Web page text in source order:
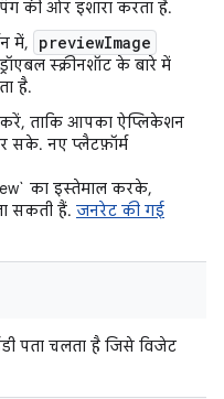
की ओर इशारा करता है.
में,
previewImage
स्क्रीनशॉट के बारे में
है.
ताकि आपका ऐप्लिकेशन
सके. नए प्लैटफ़ॉर्म
का इस्तेमाल करके,
सकती हैं. जनरेट की गई
पता चलता है जिसे विजेट